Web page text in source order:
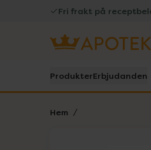
Fri frakt på
ProdukterErbjudanden
Hem